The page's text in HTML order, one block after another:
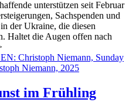
unterstützen seit Februar
Sachspenden und
der Ukraine, die diesen
Haltet die Augen offen nach
im Frühling